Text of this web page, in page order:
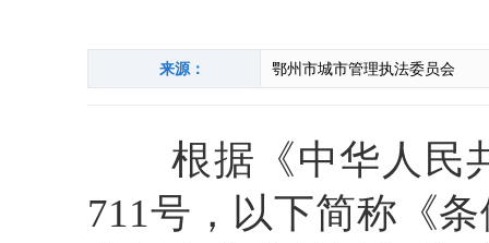
来源： 鄂州市城市管理执法委员会
根据《中华人民共
711号，以下简称《